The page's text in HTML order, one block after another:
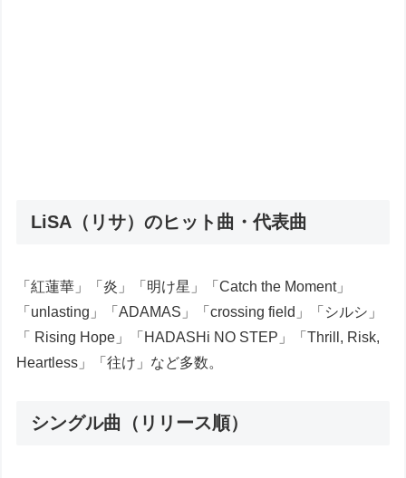
LiSA（リサ）のヒット曲・代表曲
「紅蓮華」「炎」「明け星」「Catch the Moment」
「unlasting」「ADAMAS」「crossing field」「シルシ」
「 Rising Hope」「HADASHi NO STEP」「Thrill, Risk,
Heartless」「往け」など多数。
シングル曲（リリース順）